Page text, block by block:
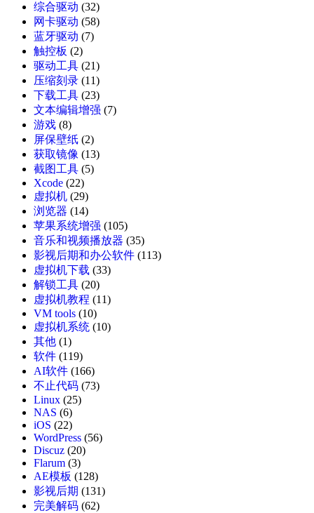
综合驱动 (32)
网卡驱动 (58)
蓝牙驱动 (7)
触控板 (2)
驱动工具 (21)
压缩刻录 (11)
下载工具 (23)
文本编辑增强 (7)
游戏 (8)
屏保壁纸 (2)
获取镜像 (13)
截图工具 (5)
Xcode (22)
虚拟机 (29)
浏览器 (14)
苹果系统增强 (105)
音乐和视频播放器 (35)
影视后期和办公软件 (113)
虚拟机下载 (33)
解锁工具 (20)
虚拟机教程 (11)
VM tools (10)
虚拟机系统 (10)
其他 (1)
软件 (119)
AI软件 (166)
不止代码 (73)
Linux (25)
NAS (6)
iOS (22)
WordPress (56)
Discuz (20)
Flarum (3)
AE模板 (128)
影视后期 (131)
完美解码 (62)